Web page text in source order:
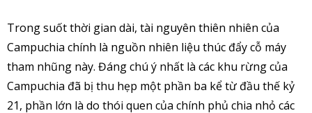
Trong suốt thời gian dài, tài nguyên thiên nhiên của
Campuchia chính là nguồn nhiên liệu thúc đẩy cỗ máy
tham nhũng này. Đáng chú ý nhất là các khu rừng của
Campuchia đã bị thu hẹp một phần ba kể từ đầu thế kỷ
21, phần lớn là do thói quen của chính phủ chia nhỏ các